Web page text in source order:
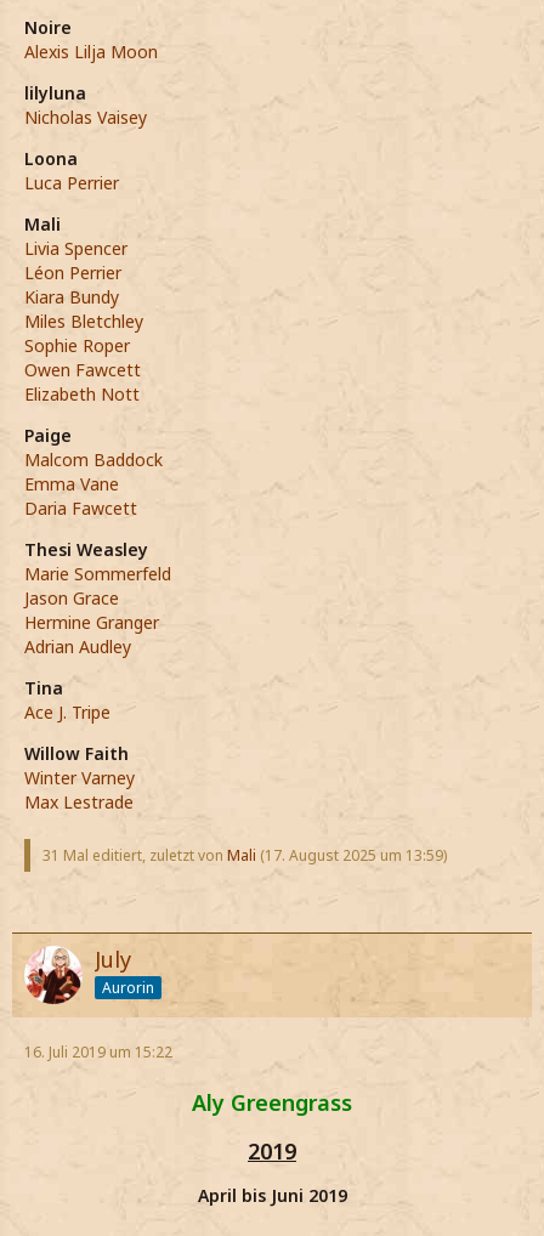
Noire
Alexis Lilja Moon
lilyluna
Nicholas Vaisey
Loona
Luca Perrier
Mali
Livia Spencer
Léon Perrier
Kiara Bundy
Miles Bletchley
Sophie Roper
Owen Fawcett
Elizabeth Nott
Paige
Malcom Baddock
Emma Vane
Daria Fawcett
Thesi Weasley
Marie Sommerfeld
Jason Grace
Hermine Granger
Adrian Audley
Tina
Ace J. Tripe
Willow Faith
Winter Varney
Max Lestrade
31 Mal editiert, zuletzt von Mali (17. August 2025 um 13:59)
July
Aurorin
16. Juli 2019 um 15:22
Aly Greengrass
2019
April bis Juni 2019